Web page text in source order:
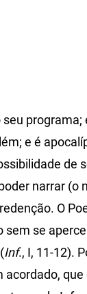
e é
de
narrar (o
O
se
Inf., I, 11‑12).
acordado,